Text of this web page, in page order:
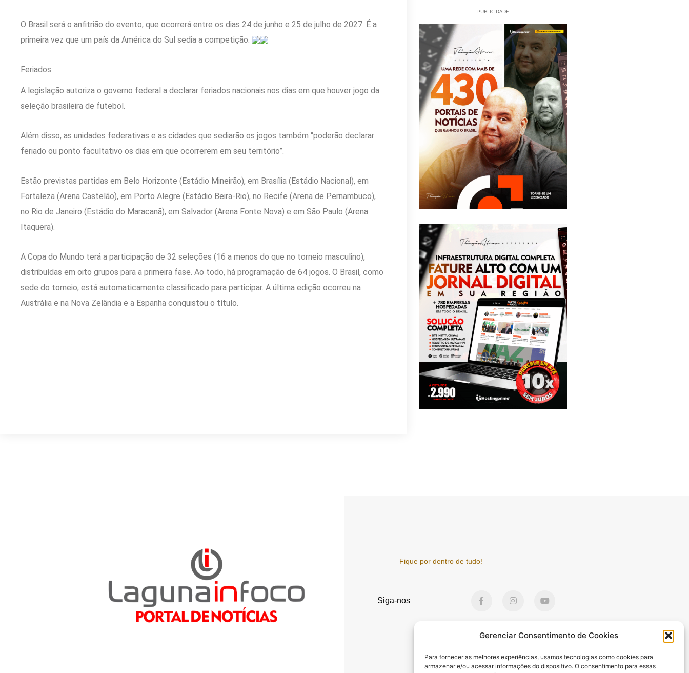
Gerenciar Consentimento de Cookies
Para fornecer as melhores experiências, usamos tecnologias como cookies para
armazenar e/ou acessar informações do dispositivo. O consentimento para essas
O Brasil será o anfitrião do evento, que ocorrerá entre os dias 24 de junho e 25 de julho de 2027. É a
primeira vez que um país da América do Sul sedia a competição.
Feriados
A legislação autoriza o governo federal a declarar feriados nacionais nos dias em que houver jogo da
seleção brasileira de futebol.
Além disso, as unidades federativas e as cidades que sediarão os jogos também “poderão declarar
feriado ou ponto facultativo os dias em que ocorrerem em seu território”.
Estão previstas partidas em Belo Horizonte (Estádio Mineirão), em Brasília (Estádio Nacional), em
Fortaleza (Arena Castelão), em Porto Alegre (Estádio Beira-Rio), no Recife (Arena de Pernambuco),
no Rio de Janeiro (Estádio do Maracanã), em Salvador (Arena Fonte Nova) e em São Paulo (Arena
Itaquera).
A Copa do Mundo terá a participação de 32 seleções (16 a menos do que no torneio masculino),
distribuídas em oito grupos para a primeira fase. Ao todo, há programação de 64 jogos. O Brasil, como
sede do torneio, está automaticamente classificado para participar. A última edição ocorreu na
Austrália e na Nova Zelândia e a Espanha conquistou o título.
PUBLICIDADE
Fique por dentro de tudo!
Siga-nos
a
o
-
f
n
g
m
o
b